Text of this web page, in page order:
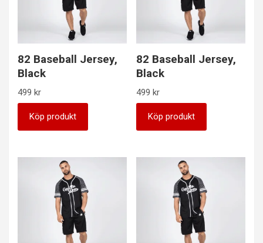
82 Baseball Jersey,
Black
499 kr
Köp produkt
82 Baseball Jersey,
Black
499 kr
Köp produkt